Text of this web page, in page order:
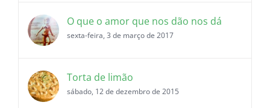
O que o amor que nos dão nos dá
sexta-feira, 3 de março de 2017
Torta de limão
sábado, 12 de dezembro de 2015